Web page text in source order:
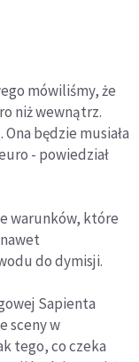
mówiliśmy, że
niż wewnątrz.
będzie musiała
- powiedział
warunków, które
do dymisji.
Sapienta
sceny w
tego, co czeka